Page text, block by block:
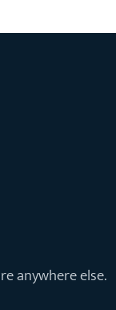
anywhere else.